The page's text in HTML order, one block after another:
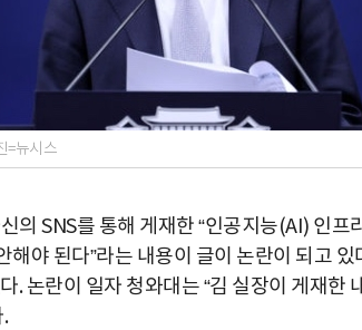
=뉴시스
의 SNS를 통해 게재한“인공지능(AI) 인프
해야 된다”라는 내용이 글이 논란이 되고 있
. 논란이 일자 청와대는“김 실장이 게재한
.